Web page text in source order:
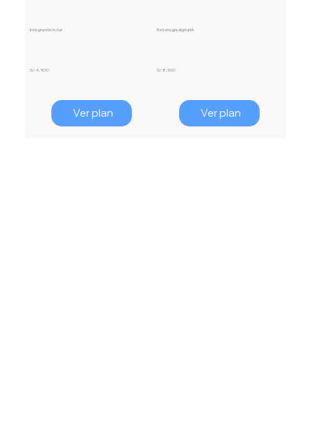
Integración total
S/ 4,500
Ver plan
Estrategia digital IA
S/ 8,900
Ver plan